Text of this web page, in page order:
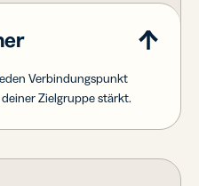
Verbindungspunkt
Zielgruppe stärkt.